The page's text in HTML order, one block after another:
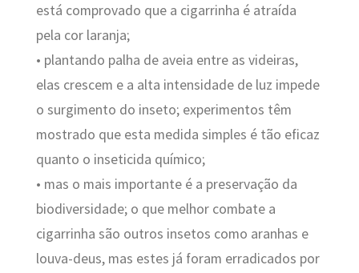
está comprovado que a cigarrinha é atraída
pela cor laranja;
• plantando palha de aveia entre as videiras,
elas crescem e a alta intensidade de luz impede
o surgimento do inseto; experimentos têm
mostrado que esta medida simples é tão eficaz
quanto o inseticida químico;
• mas o mais importante é a preservação da
biodiversidade; o que melhor combate a
cigarrinha são outros insetos como aranhas e
louva-deus, mas estes já foram erradicados por